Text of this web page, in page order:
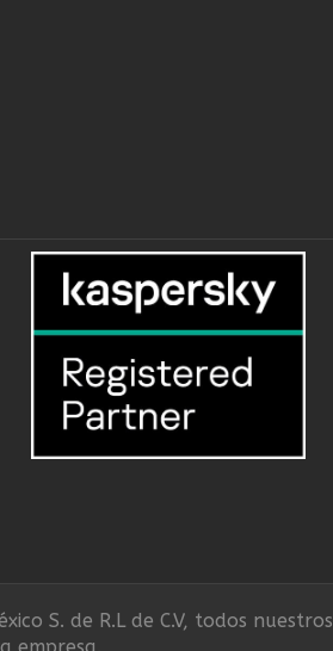
S. de R.L de C.V, todos nuestros
empresa.